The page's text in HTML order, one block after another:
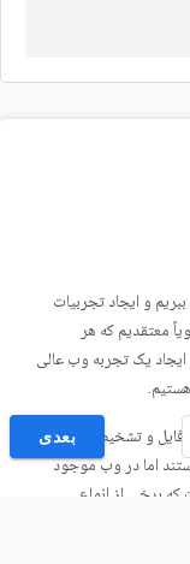
و ایجاد تجربیات
معتقدیم که هر
یک تجربه وب عالی
فایل و تشخیص عدم
اما در وب موجود
برخی از انواع
بعدی